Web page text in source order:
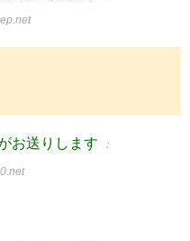
お送りします ：